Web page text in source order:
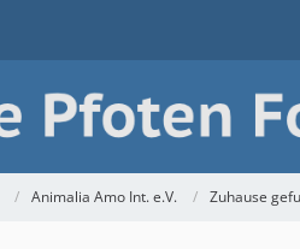
Animalia Amo Int. e.V. Zuhause